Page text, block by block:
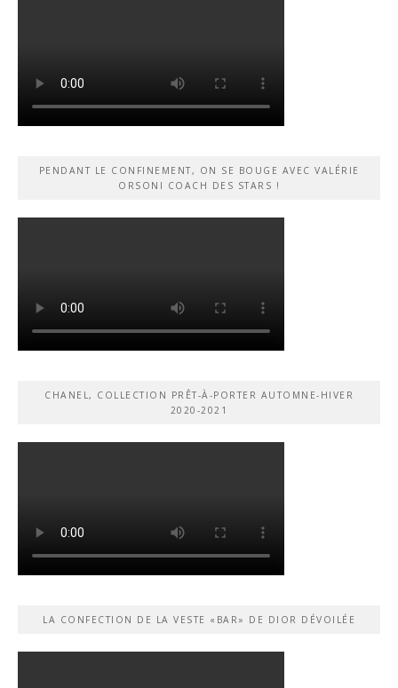
PENDANT LE CONFINEMENT, ON SE BOUGE AVEC VALÉRIE
ORSONI COACH DES STARS !
CHANEL, COLLECTION PRÊT-À-PORTER AUTOMNE-HIVER
2020-2021
LA CONFECTION DE LA VESTE «BAR» DE DIOR DÉVOILÉE